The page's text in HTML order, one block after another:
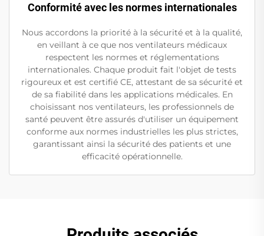
Conformité avec les normes internationales
Nous accordons la priorité à la sécurité et à la qualité,
en veillant à ce que nos ventilateurs médicaux
respectent les normes et réglementations
internationales. Chaque produit fait l'objet de tests
rigoureux et est certifié CE, attestant de sa sécurité et
de sa fiabilité dans les applications médicales. En
choisissant nos ventilateurs, les professionnels de
santé peuvent être assurés d'utiliser un équipement
conforme aux normes industrielles les plus strictes,
garantissant ainsi la sécurité des patients et une
efficacité opérationnelle.